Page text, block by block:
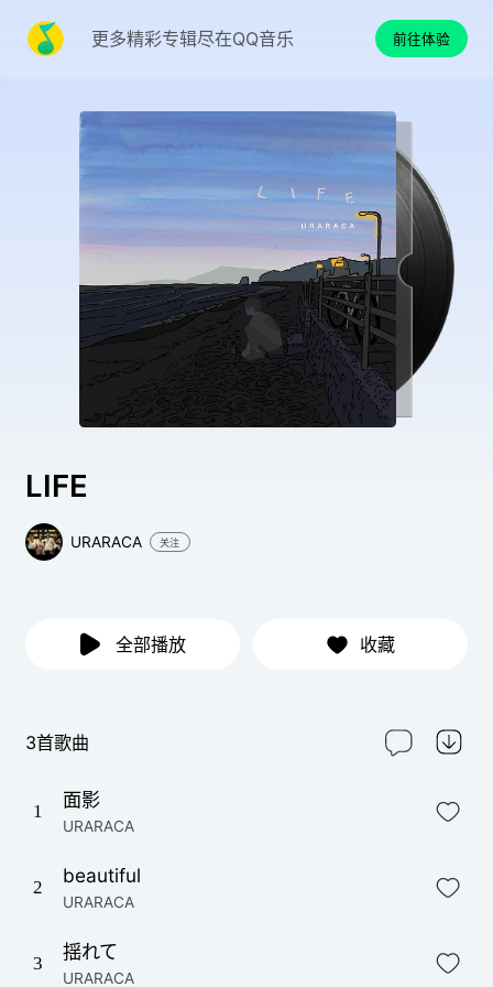
更多精彩专辑尽在QQ音乐 前往体验
LIFE
URARACA 关注
全部播放 收藏
3首歌曲
1
面影
URARACA
2
beautiful
URARACA
3
揺れて
URARACA